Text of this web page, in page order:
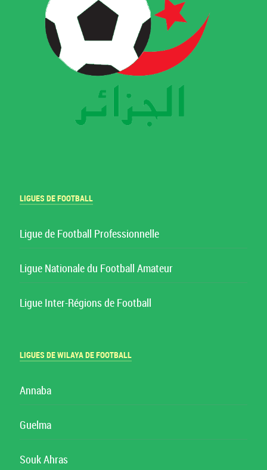
LIGUES DE FOOTBALL
Ligue de Football Professionnelle
Ligue Nationale du Football Amateur
Ligue Inter-Régions de Football
LIGUES DE WILAYA DE FOOTBALL
Annaba
Guelma
Souk Ahras